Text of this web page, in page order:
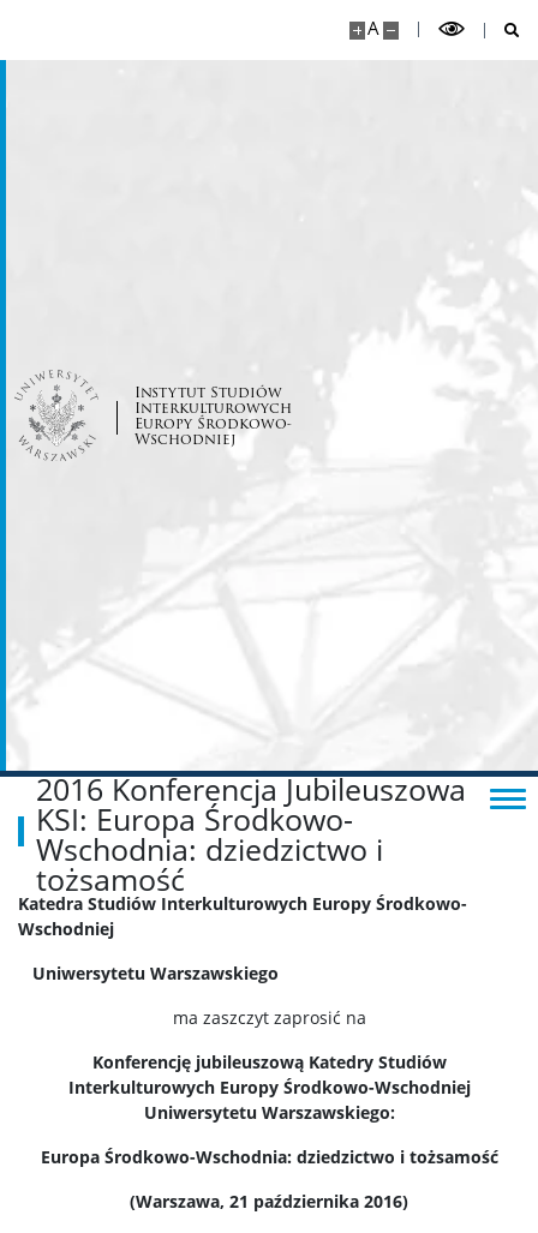
A
Instytut Studiów
Interkulturowych
Europy Środkowo-
Wschodniej
2016 Konferencja Jubileuszowa
KSI: Europa Środkowo-
Wschodnia: dziedzictwo i
tożsamość
Katedra Studiów Interkulturowych Europy Środkowo-
Wschodniej
Uniwersytetu Warszawskiego
ma zaszczyt zaprosić na
Konferencję jubileuszową Katedry Studiów
Interkulturowych Europy Środkowo-Wschodniej
Uniwersytetu Warszawskiego:
Europa Środkowo-Wschodnia: dziedzictwo i tożsamość
(Warszawa, 21 października 2016)